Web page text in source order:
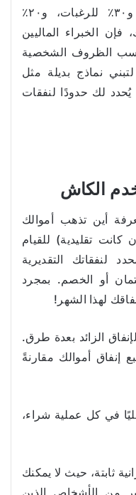
الضريبة للاحتياجات الأساسية، و٣٠٪ للرغبات، و٢٠٪
فإن الخبراء الماليين
الظروف الشخصية
نماذج بديلة مثل
يُحدد لك حدودًا لنفقات
الكاش
أين تذهب أموالك
تقليدية) للقيام
التقديرية
أو الخصم. بمجرد
لهذا الشهر!
الزائد بعدة طرق.
إنفاق أموالك مقارنةً
في كل عملية شراء،
ثابتة، حيث لا يمكنك
من الأشخاص الذين